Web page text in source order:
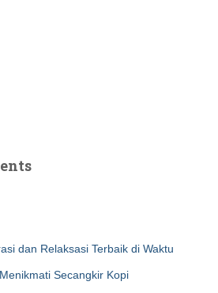
dan Relaksasi Terbaik di Waktu
Secangkir Kopi